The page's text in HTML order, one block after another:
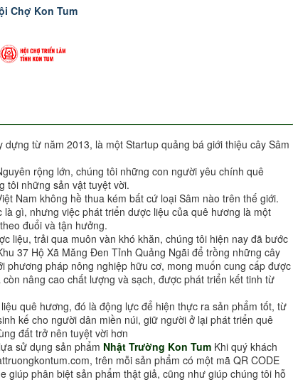
Chợ Kon Tum
dựng từ năm 2013, là một Startup quảng bá giới thiệu cây Sâm
rộng lớn, chúng tôi những con người yêu chính quê
tôi những sản vật tuyệt vời.
Nam không hề thua kém bất cứ loại Sâm nào trên thế giới.
gì, nhưng việc phát triển dược liệu của quê hương là một
đuổi và tận hưởng.
liệu, trải qua muôn vàn khó khăn, chúng tôi hiện nay đã bước
37 Hộ Xã Măng Đen Tỉnh Quảng Ngãi để trồng những cây
phương pháp nông nghiệp hữu cơ, mong muốn cung cấp được
nâng cao chất lượng và sạch, được phát triển kết tinh từ
quê hương, đó là động lực để hiện thực ra sản phẩm tốt, từ
kế cho người dân miền núi, giữ người ở lại phát triển quê
đất trở nên tuyệt vời hơn
sử dụng sản phẩm Nhật Trường Kon Tum Khi quý khách
trên mỗi sản phẩm có một mã QR CODE
giúp phân biệt sản phẩm thật giả, cũng như giúp chúng tôi hỗ